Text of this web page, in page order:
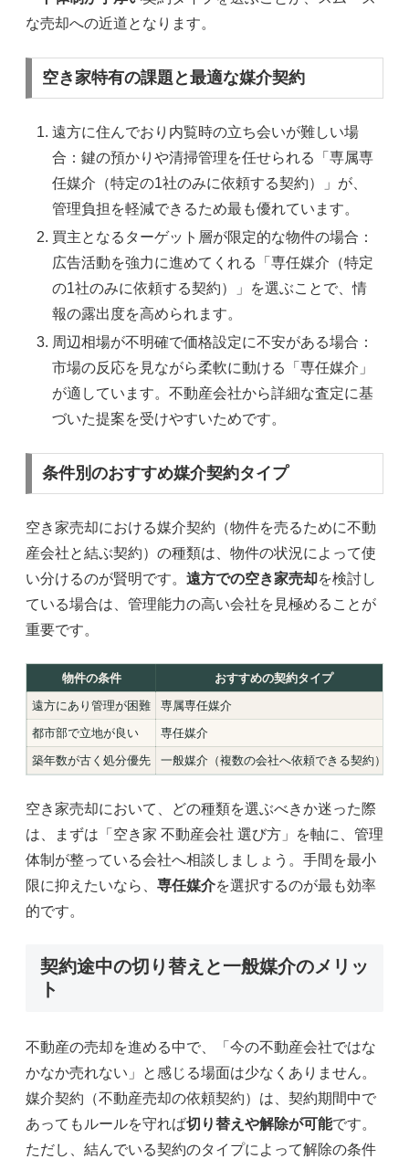
な売却への近道となります。
空き家特有の課題と最適な媒介契約
遠方に住んでおり内覧時の立ち会いが難しい場
合：鍵の預かりや清掃管理を任せられる「専属専
任媒介（特定の1社のみに依頼する契約）」が、
管理負担を軽減できるため最も優れています。
買主となるターゲット層が限定的な物件の場合：
広告活動を強力に進めてくれる「専任媒介（特定
の1社のみに依頼する契約）」を選ぶことで、情
報の露出度を高められます。
周辺相場が不明確で価格設定に不安がある場合：
市場の反応を見ながら柔軟に動ける「専任媒介」
が適しています。不動産会社から詳細な査定に基
づいた提案を受けやすいためです。
条件別のおすすめ媒介契約タイプ
空き家売却における媒介契約（物件を売るために不動
産会社と結ぶ契約）の種類は、物件の状況によって使
い分けるのが賢明です。 遠方での空き家売却を検討し
ている場合は、管理能力の高い会社を見極めることが
重要です。
物件の条件
おすすめの契約タイプ
遠方にあり管理が困難
専属専任媒介
都市部で立地が良い
専任媒介
築年数が古く処分優先
一般媒介（複数の会社へ依頼できる契約）
空き家売却において、どの種類を選ぶべきか迷った際
は、まずは「空き家 不動産会社 選び方」を軸に、管理
体制が整っている会社へ相談しましょう。手間を最小
限に抑えたいなら、 専任媒介を選択するのが最も効率
的です。
契約途中の切り替えと一般媒介のメリッ
ト
不動産の売却を進める中で、「今の不動産会社ではな
かなか売れない」と感じる場面は少なくありません。
媒介契約（不動産売却の依頼契約）は、契約期間中で
あってもルールを守れば切り替えや解除が可能です。
ただし、結んでいる契約のタイプによって解除の条件